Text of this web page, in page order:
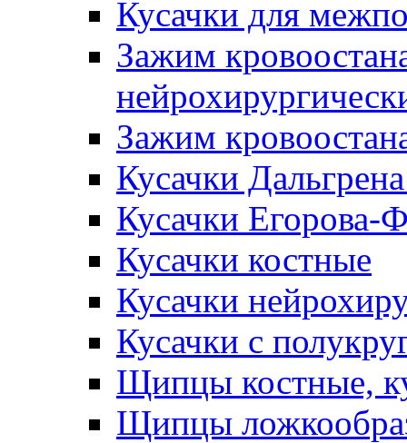
Кусачки для
Зажим
Зажим
Кусачки
Кусачки Егорова-
Кусачки костные
Кусачки
Кусачки с
Щипцы костные,
Щипцы